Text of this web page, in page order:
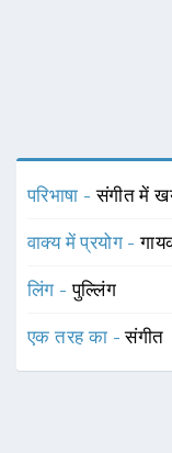
परिभाषा -संगीत में
वाक्य में प्रयोग -
लिंग -पुल्लिंग
एक तरह का -संगीत